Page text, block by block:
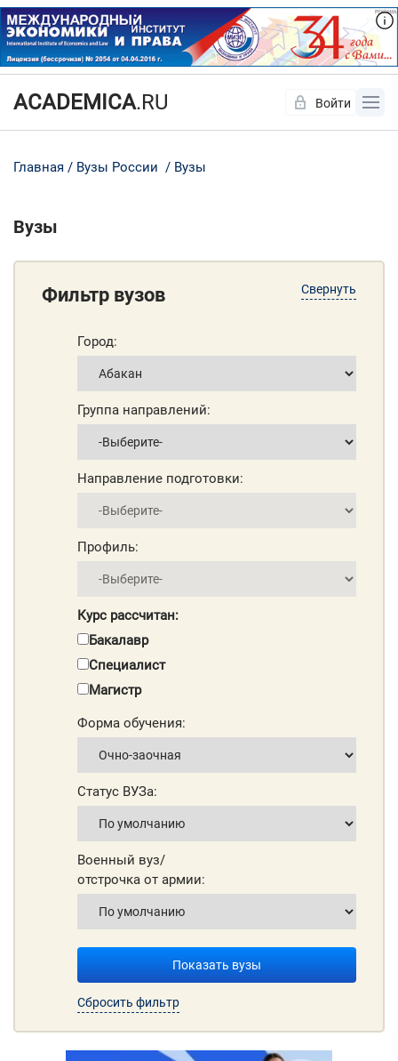
ACADEMICA.RU Войти
Главная Вузы России Вузы
Вузы
Свернуть
Фильтр вузов
Город:
Группа направлений:
Направление подготовки:
Профиль:
Курс рассчитан:
Бакалавр
Специалист
Магистр
Форма обучения:
Статус ВУЗа:
Военный вуз/
отстрочка от армии:
Показать вузы
Сбросить фильтр
Да Нет